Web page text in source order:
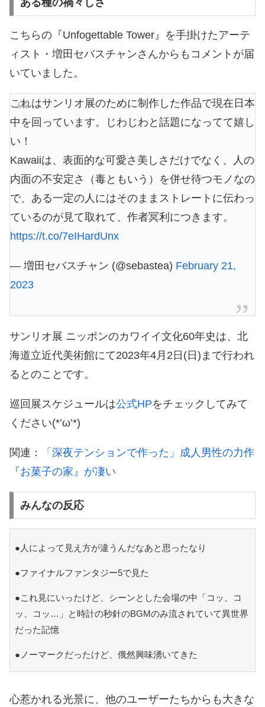
ある種の禍々しさ
こちらの『Unfogettable Tower』を手掛けたアーテ
ィスト・増田セバスチャンさんからもコメントが届
いていました。
これはサンリオ展のために制作した作品で現在日本
中を回っています。じわじわと話題になってて嬉し
い！
Kawaiiは、表面的な可愛さ美しさだけでなく、人の
内面の不安定さ（毒ともいう）を併せ待つモノなの
で、ある一定の人にはそのままストレートに伝わっ
ているのが見て取れて、作者冥利につきます。
https://t.co/7eIHardUnx
— 増田セバスチャン (@sebastea) February 21,
2023
サンリオ展 ニッポンのカワイイ文化60年史は、北
海道立近代美術館にて2023年4月2日(日)まで行われ
るとのことです。
巡回展スケジュールは公式HPをチェックしてみて
ください(*’ω’*)
関連：
「深夜テンションで作った」成人男性の力作
『お菓子の家』が凄い
みんなの反応
●人によって見え方が違うんだなあと思ったなり
●ファイナルファンタジー5で見た
●これ見にいったけど、シーンとした会場の中「コッ、コ
ッ、コッ…」と時計の秒針のBGMのみ流されていて異世界
だった記憶
●ノーマークだったけど、俄然興味湧いてきた
心惹かれる光景に、他のユーザーたちからも大きな